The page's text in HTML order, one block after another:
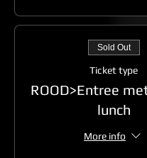
Sold Out
Ticket type
ROOD>Entree
lunch
More info